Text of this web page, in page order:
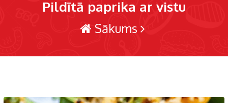
Pildītā paprika ar vistu
Sākums